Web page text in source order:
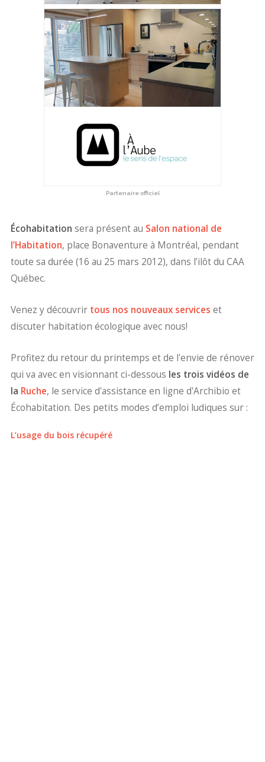
Partenaire officiel
Écohabitation sera présent au Salon national de
l’Habitation, place Bonaventure à Montréal, pendant
toute sa durée (16 au 25 mars 2012), dans l’ilôt du CAA
Québec.
Venez y découvrir tous nos nouveaux services et
discuter habitation écologique avec nous!
Profitez du retour du printemps et de l'envie de rénover
qui va avec en visionnant ci-dessous les trois vidéos de
la Ruche, le service d'assistance en ligne d'Archibio et
Écohabitation. Des petits modes d’emploi ludiques sur :
L’usage du bois récupéré